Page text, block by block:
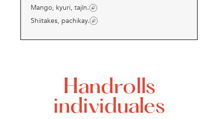
Mango, kyuri, tajín.
Shiitakes, pachikay.
Handrolls
individuales